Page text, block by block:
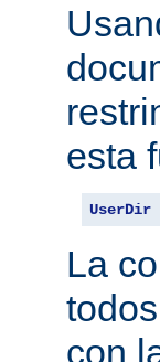
esta
UserDir
La
con